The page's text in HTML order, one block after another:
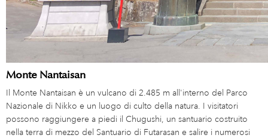
Monte Nantaisan
Il Monte Nantaisan è un vulcano di 2.485 m all'interno del Parco
Nazionale di Nikko e un luogo di culto della natura. I visitatori
possono raggiungere a piedi il Chugushi, un santuario costruito
nella terra di mezzo del Santuario di Futarasan e salire i numerosi